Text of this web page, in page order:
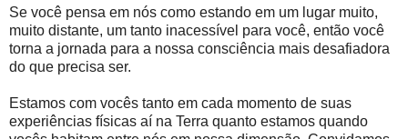
Se você pensa em nós como estando em um lugar muito,
muito distante, um tanto inacessível para você, então você
torna a jornada para a nossa consciência mais desafiadora
do que precisa ser.
Estamos com vocês tanto em cada momento de suas
experiências físicas aí na Terra quanto estamos quando